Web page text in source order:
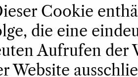
Cookie
die eine
Aufrufen der
Website